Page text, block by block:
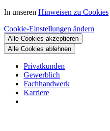
In unseren Hinweisen zu Cookies
Cookie-Einstellungen ändern
Alle Cookies akzeptieren
Alle Cookies ablehnen
Privatkunden
Gewerblich
Fachhandwerk
Karriere